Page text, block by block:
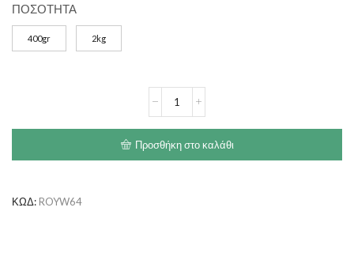
€7.50
through
ΠΟΣΟΤΗΤΑ
400gr 2kg
CANIN
Babycat
ποσότητα
Προσθήκη στο καλάθι
ΚΩΔ: ROYW64